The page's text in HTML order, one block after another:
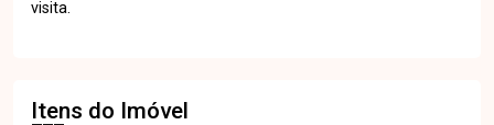
visita.
Itens do Imóvel